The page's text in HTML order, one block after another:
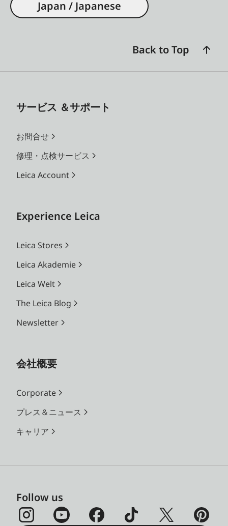
Japan / Japanese
Back to Top
サービス ＆サポート
お問合せ
修理・点検サービス
Leica Account
Experience Leica
Leica Stores
Leica Akademie
Leica Welt
The Leica Blog
Newsletter
会社概要
Corporate
プレス＆ニュース
キャリア
Follow us